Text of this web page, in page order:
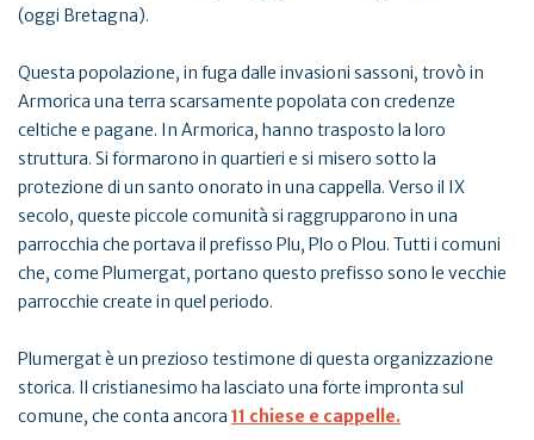
(oggi Bretagna).
Questa popolazione, in fuga dalle invasioni sassoni, trovò in
Armorica una terra scarsamente popolata con credenze
celtiche e pagane. In Armorica, hanno trasposto la loro
struttura. Si formarono in quartieri e si misero sotto la
protezione di un santo onorato in una cappella. Verso il IX
secolo, queste piccole comunità si raggrupparono in una
parrocchia che portava il prefisso Plu, Plo o Plou. Tutti i comuni
che, come Plumergat, portano questo prefisso sono le vecchie
parrocchie create in quel periodo.
Plumergat è un prezioso testimone di questa organizzazione
storica. Il cristianesimo ha lasciato una forte impronta sul
comune, che conta ancora 11 chiese e cappelle.